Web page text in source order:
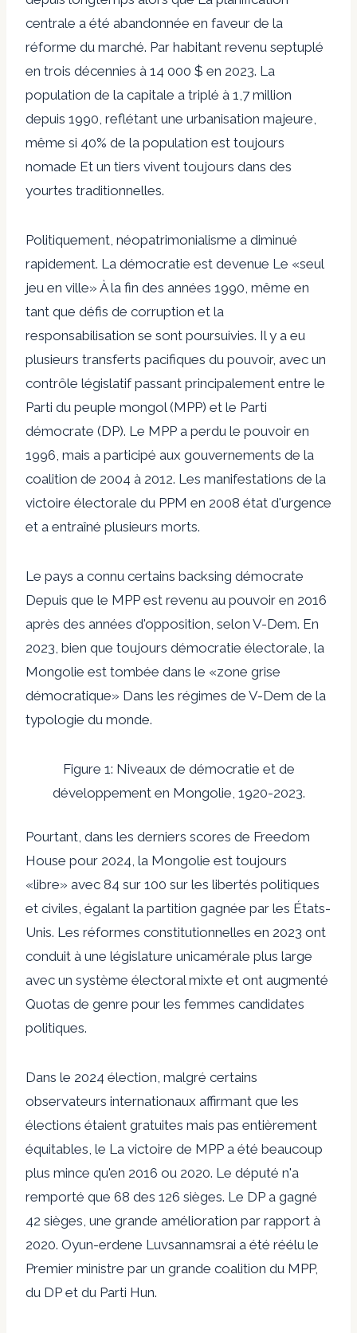
centrale a été abandonnée en faveur de la
réforme du marché. Par habitant revenu septuplé
en trois décennies à 14 000 $ en 2023. La
population de la capitale a triplé à 1,7 million
depuis 1990, reflétant une urbanisation majeure,
même si 40% de la population est toujours
nomade Et un tiers vivent toujours dans des
yourtes traditionnelles.
Politiquement, néopatrimonialisme a diminué
rapidement. La démocratie est devenue Le «seul
jeu en ville» À la fin des années 1990, même en
tant que défis de corruption et la
responsabilisation se sont poursuivies. Il y a eu
plusieurs transferts pacifiques du pouvoir, avec un
contrôle législatif passant principalement entre le
Parti du peuple mongol (MPP) et le Parti
démocrate (DP). Le MPP a perdu le pouvoir en
1996, mais a participé aux gouvernements de la
coalition de 2004 à 2012. Les manifestations de la
victoire électorale du PPM en 2008 état d'urgence
et a entraîné plusieurs morts.
Le pays a connu certains backsing démocrate
Depuis que le MPP est revenu au pouvoir en 2016
après des années d'opposition, selon V-Dem. En
2023, bien que toujours démocratie électorale, la
Mongolie est tombée dans le «zone grise
démocratique» Dans les régimes de V-Dem de la
typologie du monde.
Figure 1: Niveaux de démocratie et de
développement en Mongolie, 1920-2023.
Pourtant, dans les derniers scores de Freedom
House pour 2024, la Mongolie est toujours
«libre» avec 84 sur 100 sur les libertés politiques
et civiles, égalant la partition gagnée par les États-
Unis. Les réformes constitutionnelles en 2023 ont
conduit à une législature unicamérale plus large
avec un système électoral mixte et ont augmenté
Quotas de genre pour les femmes candidates
politiques.
Dans le 2024 élection, malgré certains
observateurs internationaux affirmant que les
élections étaient gratuites mais pas entièrement
équitables, le La victoire de MPP a été beaucoup
plus mince qu'en 2016 ou 2020. Le député n'a
remporté que 68 des 126 sièges. Le DP a gagné
42 sièges, une grande amélioration par rapport à
2020. Oyun-erdene Luvsannamsrai a été réélu le
Premier ministre par un grande coalition du MPP,
du DP et du Parti Hun.